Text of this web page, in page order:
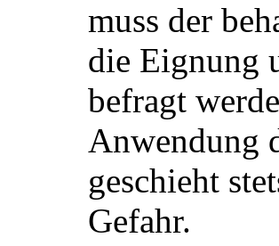
muss der
die Eignung
befragt
Anwendung
geschieht
Gefahr.